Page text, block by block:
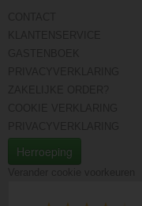
Herroeping